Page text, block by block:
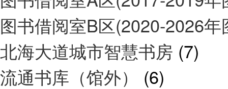
图书借阅室B区(2020-2026
北海大道城市智慧书房 (7)
流通书库（馆外） (6)